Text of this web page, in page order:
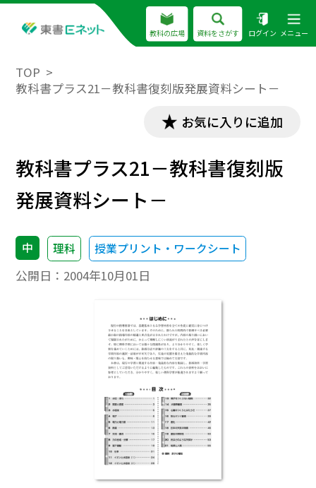
教科の広場 資料をさがす ログイン メニュー
TOP
教科書プラス21－教科書復刻版発展資料シート－
お気に入りに追加
教科書プラス21－教科書復刻版
発展資料シート－
中 理科 授業プリント・ワークシート
公開日： 2004年10月01日